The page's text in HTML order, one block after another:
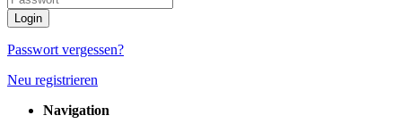
Passwort vergessen?
Neu registrieren
Navigation